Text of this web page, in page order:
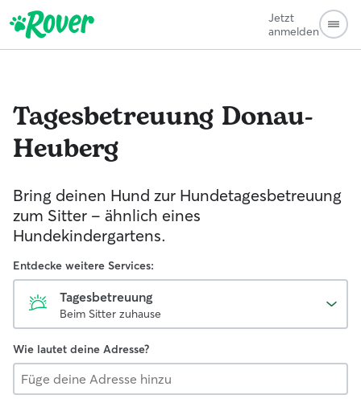
Jetzt
anmelden
Tagesbetreuung Donau-
Heuberg
Bring deinen Hund zur Hundetagesbetreuung
zum Sitter - ähnlich eines
Hundekindergartens.
Entdecke weitere Services:
Tagesbetreuung
Beim Sitter zuhause
Wie lautet deine Adresse?